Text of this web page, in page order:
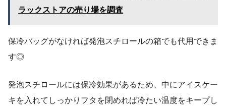
ラックストアの売り場を調査
保冷バッグがなければ発泡スチロールの箱でも代用できま
す◎
発泡スチロールには保冷効果があるため、中にアイスケー
キを入れてしっかりフタを閉めれば冷たい温度をキープし